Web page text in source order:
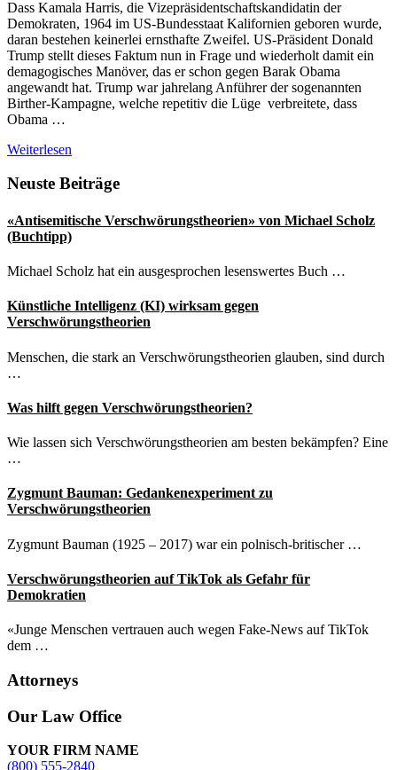
Dass Kamala Harris, die Vizepräsidentschaftskandidatin der
Demokraten, 1964 im US-Bundesstaat Kalifornien geboren wurde,
daran bestehen keinerlei ernsthafte Zweifel. US-Präsident Donald
Trump stellt dieses Faktum nun in Frage und wiederholt damit ein
demagogisches Manöver, das er schon gegen Barak Obama
angewandt hat. Trump war jahrelang Anführer der sogenannten
Birther-Kampagne, welche repetitiv die Lüge verbreitete, dass
Obama …
Donald
befeuert
Birther-
Kampagne
gegen
Harris
Weiterlesen
Seitenspalte
Neuste Beiträge
«Antisemitische Verschwörungstheorien» von Michael Scholz
(Buchtipp)
Michael Scholz hat ein ausgesprochen lesenswertes Buch …
Künstliche Intelligenz (KI) wirksam gegen
Verschwörungstheorien
Menschen, die stark an Verschwörungstheorien glauben, sind durch
…
Was hilft gegen Verschwörungstheorien?
Wie lassen sich Verschwörungstheorien am besten bekämpfen? Eine
…
Zygmunt Bauman: Gedankenexperiment zu
Verschwörungstheorien
Zygmunt Bauman (1925 – 2017) war ein polnisch-britischer …
Verschwörungstheorien auf TikTok als Gefahr für
Demokratien
«Junge Menschen vertrauen auch wegen Fake-News auf TikTok
dem …
Attorneys
Site
Footer
Our Law Office
YOUR FIRM NAME
(800) 555-2840